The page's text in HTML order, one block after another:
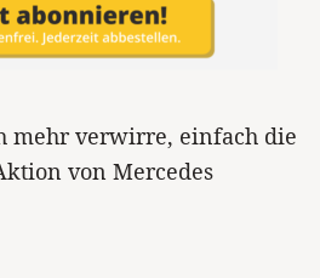
mehr verwirre, einfach die
von Mercedes